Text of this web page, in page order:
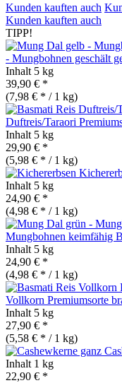
Kunden kauften auch
Kunden kauften auch
TIPP!
- Mungbohnen geschält
Inhalt 5 kg
39,90 € *
(7,98 € * / 1 kg)
Duftreis/Taraori
Inhalt 5 kg
29,90 € *
(5,98 € * / 1 kg)
Inhalt 5 kg
24,90 € *
(4,98 € * / 1 kg)
Mungbohnen keimfähig
Inhalt 5 kg
24,90 € *
(4,98 € * / 1 kg)
Vollkorn Premiumsorte
Inhalt 5 kg
27,90 € *
(5,58 € * / 1 kg)
Inhalt 1 kg
22,90 € *